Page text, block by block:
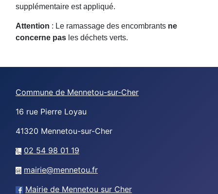
supplémentaire est appliqué.
Attention : Le ramassage des encombrants ne
concerne pas les déchets verts.
Commune de Mennetou-sur-Cher
16 rue Pierre Loyau
41320 Mennetou-sur-Cher
02 54 98 01 19
mairie@mennetou.fr
Mairie de Mennetou sur Cher